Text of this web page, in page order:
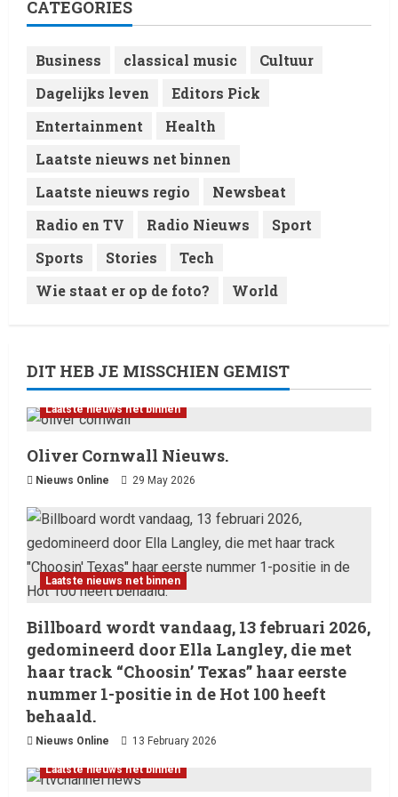
5
RTVchannel.com brengt je
entertainmentnieuws!
CATEGORIES
Business classical music
Cultuur
Dagelijks leven
Editors Pick
Entertainment
Health
Laatste nieuws net binnen
Laatste nieuws regio
Newsbeat
Radio en TV
Radio Nieuws
Sport
Sports
Stories
Tech
Wie staat er op de foto?
World
DIT HEB JE MISSCHIEN GEMIST
Laatste nieuws net binnen
Oliver Cornwall Nieuws.
Nieuws Online 29 May 2026
Laatste nieuws net binnen
Billboard wordt vandaag, 13 februari 2026,
gedomineerd door Ella Langley, die met
haar track “Choosin’ Texas” haar eerste
nummer 1-positie in de Hot 100 heeft
behaald.
Nieuws Online 13 February 2026
Laatste nieuws net binnen